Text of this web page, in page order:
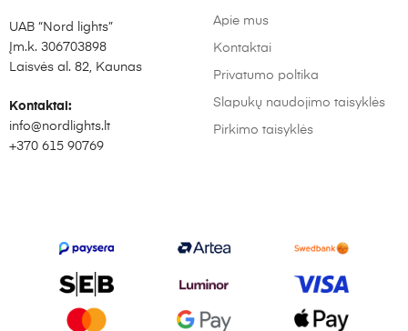
UAB “Nord lights”
Įm.k. 306703898
Laisvės al. 82, Kaunas
Kontaktai:
info@nordlights.lt
+370 615 90769
Apie mus
Kontaktai
Privatumo poltika
Slapukų naudojimo taisyklės
Pirkimo taisyklės